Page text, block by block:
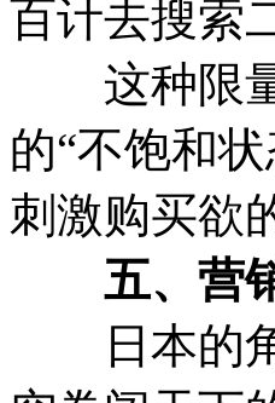
百计去搜索
这种限量
的“不饱和
刺激购买欲
五、营销
日本的角